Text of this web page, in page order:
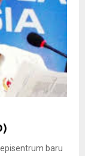
baru